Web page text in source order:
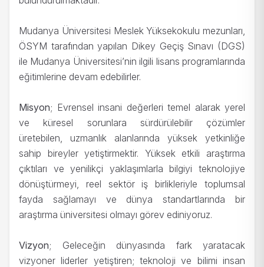
Mudanya Üniversitesi Meslek Yüksekokulu mezunları,
ÖSYM tarafından yapılan Dikey Geçiş Sınavı (DGS)
ile Mudanya Üniversitesi’nin ilgili lisans programlarında
eğitimlerine devam edebilirler.
Misyon; Evrensel insani değerleri temel alarak yerel
ve küresel sorunlara sürdürülebilir çözümler
üretebilen, uzmanlık alanlarında yüksek yetkinliğe
sahip bireyler yetiştirmektir. Yüksek etkili araştırma
çıktıları ve yenilikçi yaklaşımlarla bilgiyi teknolojiye
dönüştürmeyi, reel sektör iş birlikleriyle toplumsal
fayda sağlamayı ve dünya standartlarında bir
araştırma üniversitesi olmayı görev ediniyoruz.
Vizyon; Geleceğin dünyasında fark yaratacak
vizyoner liderler yetiştiren; teknoloji ve bilimi insan